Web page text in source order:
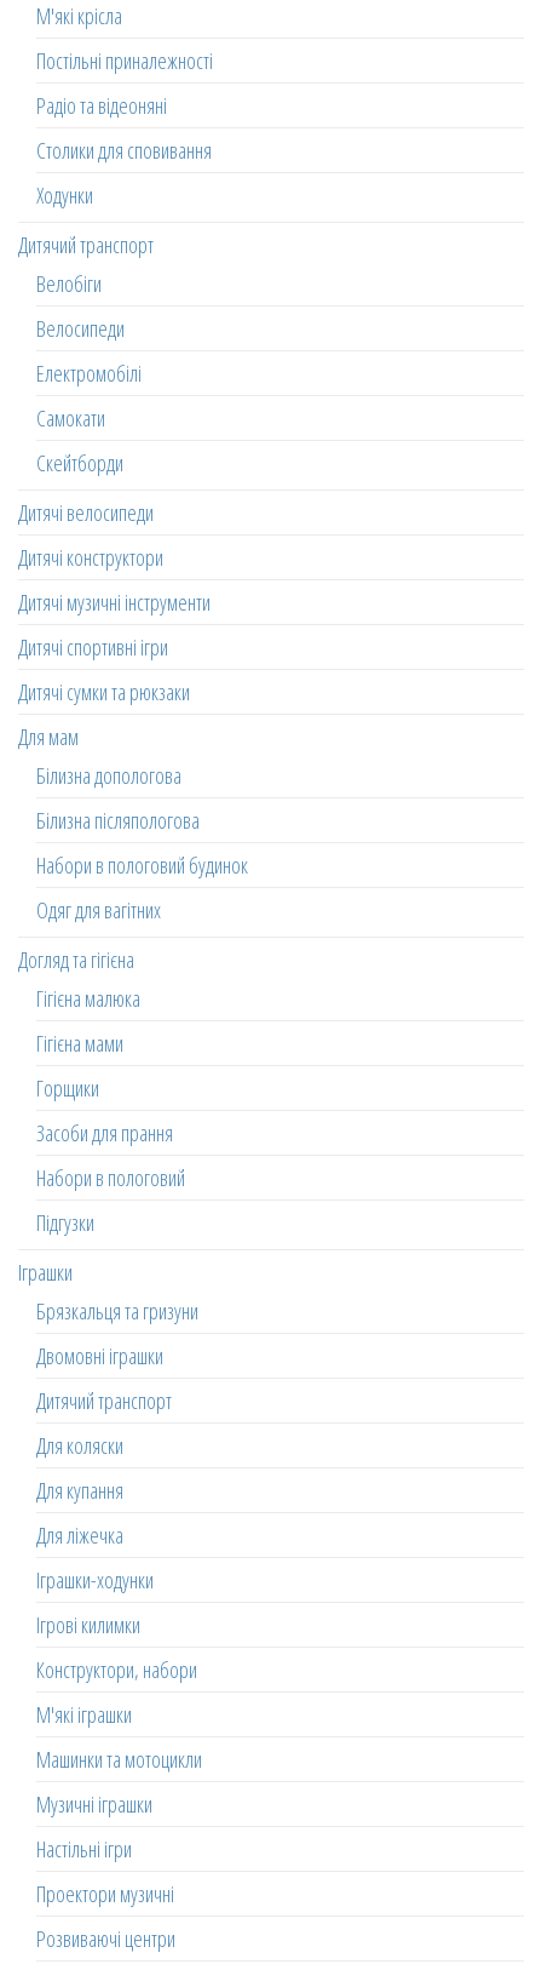
М'які крісла
Постільні приналежності
Радіо та відеоняні
Столики для сповивання
Ходунки
Дитячий транспорт
Велобіги
Велосипеди
Електромобілі
Самокати
Скейтборди
Дитячі велосипеди
Дитячі конструктори
Дитячі музичні інструменти
Дитячі спортивні ігри
Дитячі сумки та рюкзаки
Для мам
Білизна допологова
Білизна післяпологова
Набори в пологовий будинок
Одяг для вагітних
Догляд та гігієна
Гігієна малюка
Гігієна мами
Горщики
Засоби для прання
Набори в пологовий
Підгузки
Іграшки
Брязкальця та гризуни
Двомовні іграшки
Дитячий транспорт
Для коляски
Для купання
Для ліжечка
Іграшки-ходунки
Ігрові килимки
Конструктори, набори
М'які іграшки
Машинки та мотоцикли
Музичні іграшки
Настільні ігри
Проектори музичні
Розвиваючі центри